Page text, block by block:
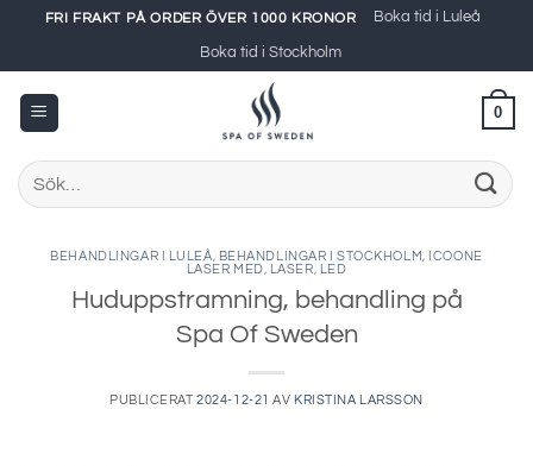
content
FRI FRAKT PÅ ORDER ÖVER 1000 KRONOR Boka tid i Luleå
Boka tid i Stockholm
0
Sök
efter:
BEHANDLINGAR I LULEÅ BEHANDLINGAR I STOCKHOLM
ICOONE
LASER MED
LASER LED
Huduppstramning, behandling på
Spa Of Sweden
PUBLICERAT2024-12-21 AV KRISTINA LARSSON